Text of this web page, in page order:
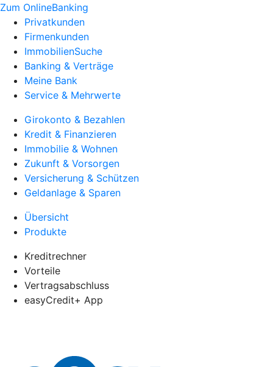
Zum OnlineBanking
Privatkunden
Firmenkunden
ImmobilienSuche
Banking & Verträge
Meine Bank
Service & Mehrwerte
Girokonto & Bezahlen
Kredit & Finanzieren
Immobilie & Wohnen
Zukunft & Vorsorgen
Versicherung & Schützen
Geldanlage & Sparen
Übersicht
Produkte
Kreditrechner
Vorteile
Vertragsabschluss
easyCredit+ App